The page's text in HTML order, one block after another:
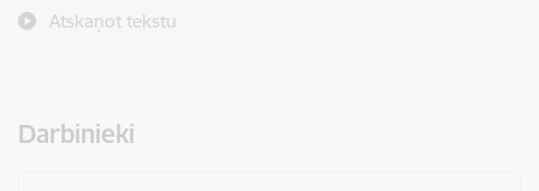
Atskaņot tekstu
Darbinieki